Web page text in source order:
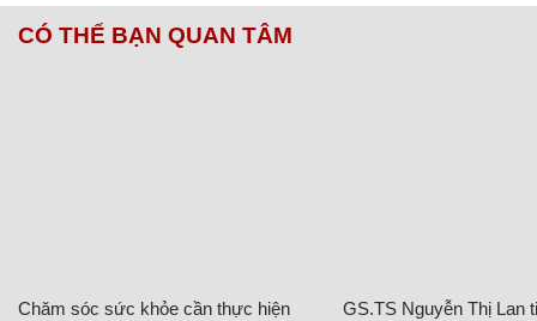
CÓ THỂ BẠN QUAN TÂM
Chăm sóc sức khỏe cần thực hiện
GS.TS Nguyễn Thị Lan